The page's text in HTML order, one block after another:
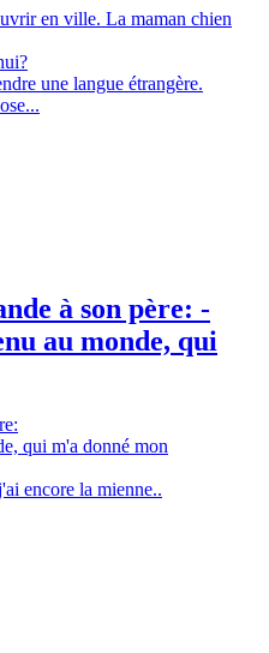
en ville. La maman chien
une langue étrangère.
à son père: -
au monde, qui
qui m'a donné mon
encore la mienne..